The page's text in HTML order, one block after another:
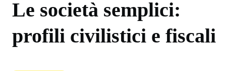
Le società semplici:
profili civilistici e fiscali